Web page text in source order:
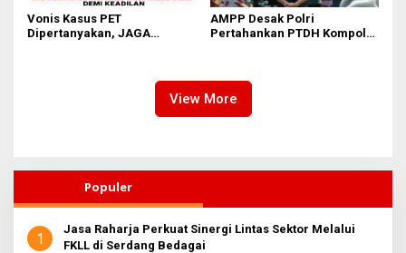
Vonis Kasus PET
Dipertanyakan, JAGA
AMPP Desak Polri
Pertahankan PTDH Kompol
View More
Populer
1
Jasa Raharja Perkuat Sinergi Lintas Sektor Melalui
FKLL di Serdang Bedagai